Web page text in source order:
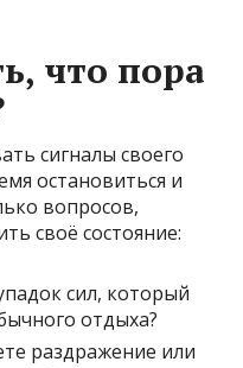
что пора
сигналы своего
остановиться и
вопросов,
своё состояние:
сил, который
отдыха?
раздражение или